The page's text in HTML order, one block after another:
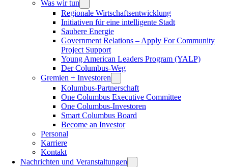
Was wir tun
Regionale Wirtschaftsentwicklung
Initiativen für eine intelligente Stadt
Saubere Energie
Government Relations – Apply For Community
Project Support
Young American Leaders Program (YALP)
Der Columbus-Weg
Gremien + Investoren
Kolumbus-Partnerschaft
One Columbus Executive Committee
One Columbus-Investoren
Smart Columbus Board
Become an Investor
Personal
Karriere
Kontakt
Nachrichten und Veranstaltungen